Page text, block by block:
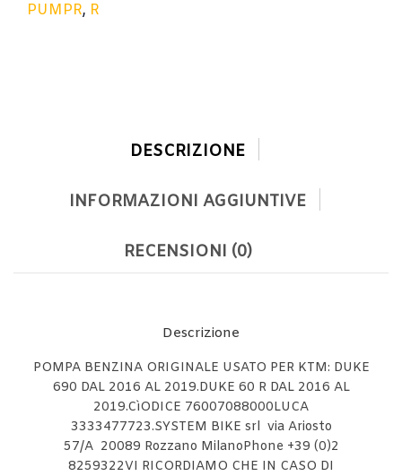
PUMPR, R
DESCRIZIONE
INFORMAZIONI AGGIUNTIVE
RECENSIONI (0)
Descrizione
POMPA BENZINA ORIGINALE USATO PER KTM: DUKE
690 DAL 2016 AL 2019.DUKE 60 R DAL 2016 AL
2019.CìODICE 76007088000LUCA
3333477723.SYSTEM BIKE srl via Ariosto
57/A 20089 Rozzano MilanoPhone +39 (0)2
8259322VI RICORDIAMO CHE IN CASO DI